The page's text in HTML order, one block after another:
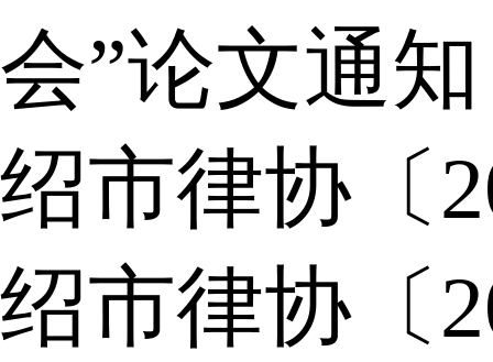
会”论文通知
绍市律协〔
绍市律协〔